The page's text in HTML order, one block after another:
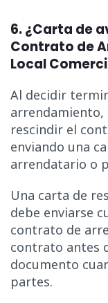
6. ¿Carta de
Contrato de
Local
Al decidir
arrendamiento,
rescindir el
enviando una
arrendatario o
Una carta de
debe enviarse
contrato de
contrato antes
documento
partes.